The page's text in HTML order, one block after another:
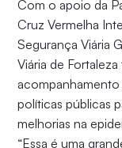
Com o apoio da
Cruz Vermelha
Segurança Viária
Viária de
políticas públicas
melhorias na
“Essa é uma